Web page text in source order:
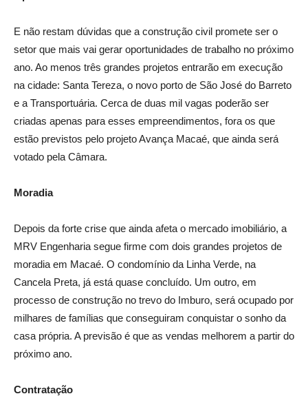
E não restam dúvidas que a construção civil promete ser o
setor que mais vai gerar oportunidades de trabalho no próximo
ano. Ao menos três grandes projetos entrarão em execução
na cidade: Santa Tereza, o novo porto de São José do Barreto
e a Transportuária. Cerca de duas mil vagas poderão ser
criadas apenas para esses empreendimentos, fora os que
estão previstos pelo projeto Avança Macaé, que ainda será
votado pela Câmara.
Moradia
Depois da forte crise que ainda afeta o mercado imobiliário, a
MRV Engenharia segue firme com dois grandes projetos de
moradia em Macaé. O condomínio da Linha Verde, na
Cancela Preta, já está quase concluído. Um outro, em
processo de construção no trevo do Imburo, será ocupado por
milhares de famílias que conseguiram conquistar o sonho da
casa própria. A previsão é que as vendas melhorem a partir do
próximo ano.
Contratação